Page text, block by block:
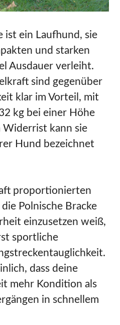
ist ein Laufhund, sie
und starken
Ausdauer verleiht.
sind gegenüber
klar im Vorteil, mit
kg bei einer Höhe
Widerrist kann sie
Hund bezeichnet
proportionierten
Polnische Bracke
einzusetzen weiß,
sportliche
dass deine
mehr Kondition als
in schnellem